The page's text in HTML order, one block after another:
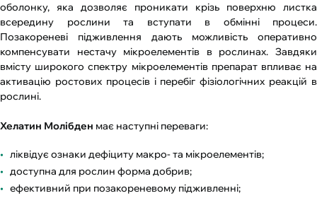
оболонку, яка дозволяє проникати крізь поверхню листка
всередину рослини та вступати в обмінні процеси.
Позакореневі підживлення дають можливість оперативно
компенсувати нестачу мікроелементів в рослинах. Завдяки
вмісту широкого спектру мікроелементів препарат впливає на
активацію ростових процесів і перебіг фізіологічних реакцій в
рослині.
Хелатин Молібден має наступні переваги:
ліквідує ознаки дефіциту макро- та мікроелементів;
доступна для рослин форма добрив;
ефективний при позакореневому підживленні;